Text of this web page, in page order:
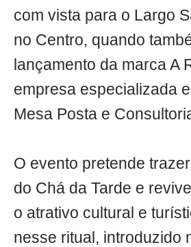
com vista para o Largo
no Centro, quando
lançamento da marca A
empresa especializada
Mesa Posta e
O evento pretende
do Chá da Tarde e
o atrativo cultural e
nesse ritual, introduzido